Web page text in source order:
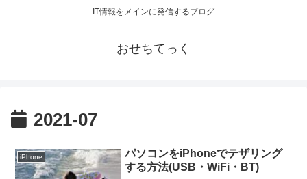
IT情報をメインに発信するブログ
おせちてっく
2021-07
iPhone
パソコンをiPhoneでテザリング
する方法(USB・WiFi・BT)